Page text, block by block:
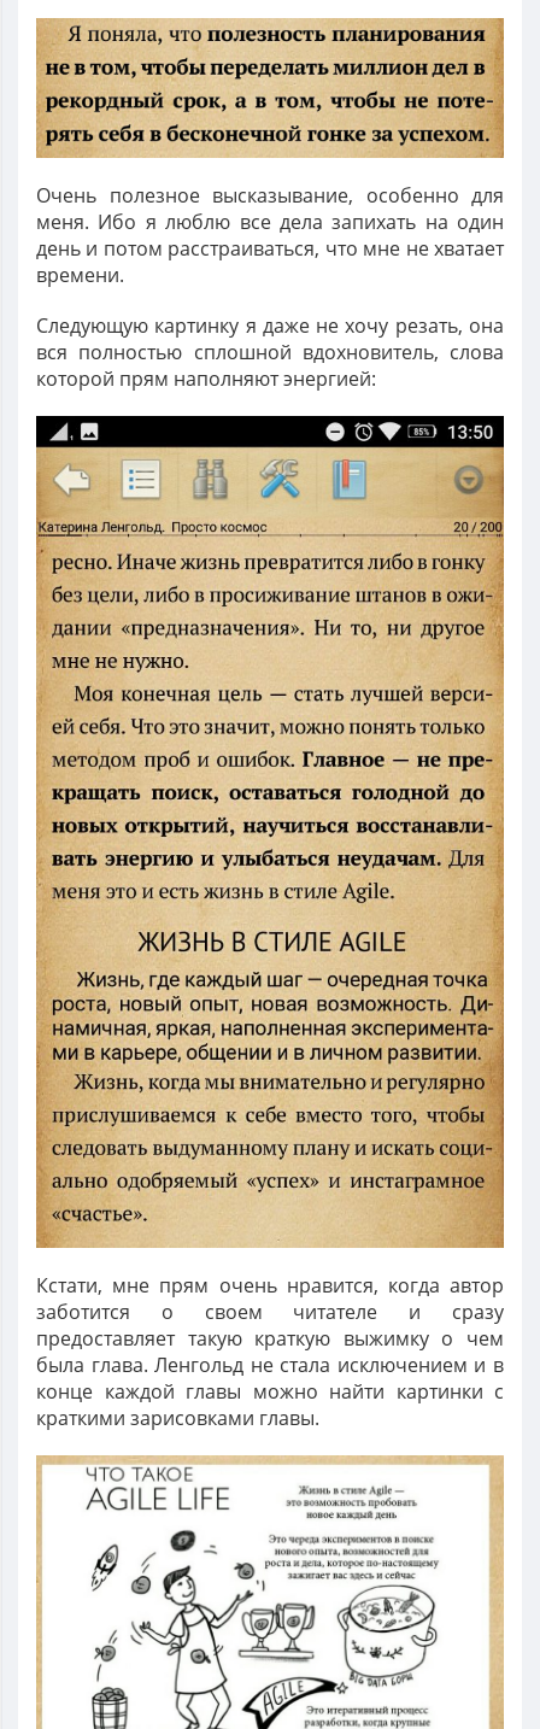
Очень полезное высказывание, особенно для
меня. Ибо я люблю все дела запихать на один
день и потом расстраиваться, что мне не хватает
времени.
Следующую картинку я даже не хочу резать, она
вся полностью сплошной вдохновитель, слова
которой прям наполняют энергией:
Кстати, мне прям очень нравится, когда автор
заботится о своем читателе и сразу
предоставляет такую краткую выжимку о чем
была глава. Ленгольд не стала исключением и в
конце каждой главы можно найти картинки с
краткими зарисовками главы.